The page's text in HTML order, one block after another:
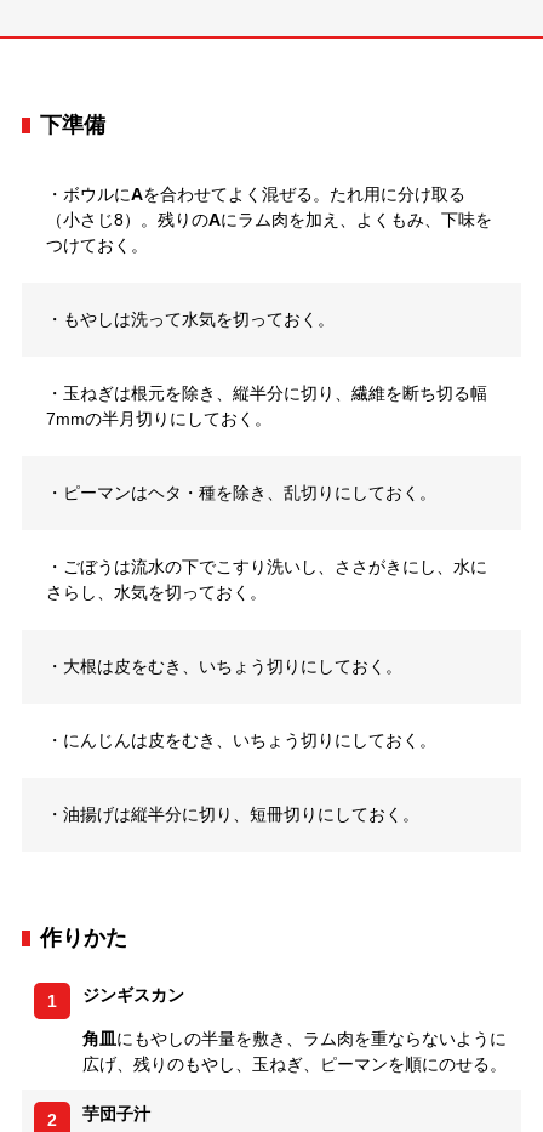
下準備
・ボウルにAを合わせてよく混ぜる。たれ用に分け取る
（小さじ8）。残りのAにラム肉を加え、よくもみ、下味を
つけておく。
・もやしは洗って水気を切っておく。
・玉ねぎは根元を除き、縦半分に切り、繊維を断ち切る幅
7mmの半月切りにしておく。
・ピーマンはヘタ・種を除き、乱切りにしておく。
・ごぼうは流水の下でこすり洗いし、ささがきにし、水に
さらし、水気を切っておく。
・大根は皮をむき、いちょう切りにしておく。
・にんじんは皮をむき、いちょう切りにしておく。
・油揚げは縦半分に切り、短冊切りにしておく。
作りかた
1 ジンギスカン
角皿にもやしの半量を敷き、ラム肉を重ならないように
広げ、残りのもやし、玉ねぎ、ピーマンを順にのせる。
2 芋団子汁